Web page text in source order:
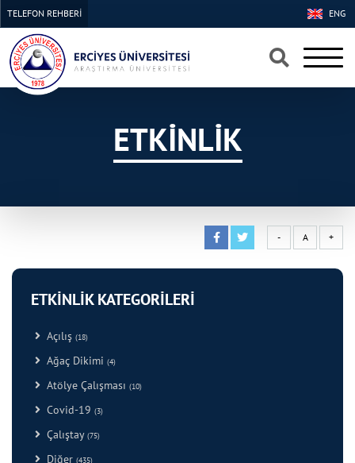
×
×
ENG
TELEFON REHBERİ
ETKİNLİK
- A +
ETKİNLİK KATEGORİLERİ
Açılış (18)
Ağaç Dikimi (4)
Atölye Çalışması (10)
Covid-19 (3)
Çalıştay (75)
Diğer (435)